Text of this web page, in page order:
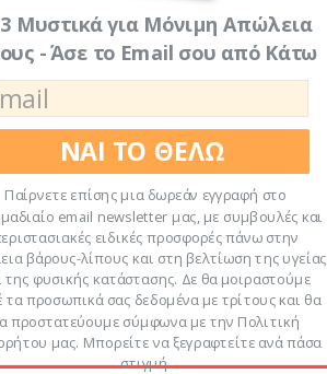
Μυστικά για Μόνιμη Απώλεια
- Άσε το Email σου από Κάτω
ΝΑΙ ΤΟ ΘΕΛΩ
Παίρνετε επίσης μια δωρεάν εγγραφή στο
email newsletter μας, με συμβουλές και
ειδικές προσφορές πάνω στην
βάρους-λίπους και στη βελτίωση της υγείας
της φυσικής κατάστασης. Δε θα μοιραστούμε
τα προσωπικά σας δεδομένα με τρίτους και θα
προστατεύουμε σύμφωνα με την Πολιτική
μας. Μπορείτε να ξεγραφτείτε ανά πάσα
στιγμή.